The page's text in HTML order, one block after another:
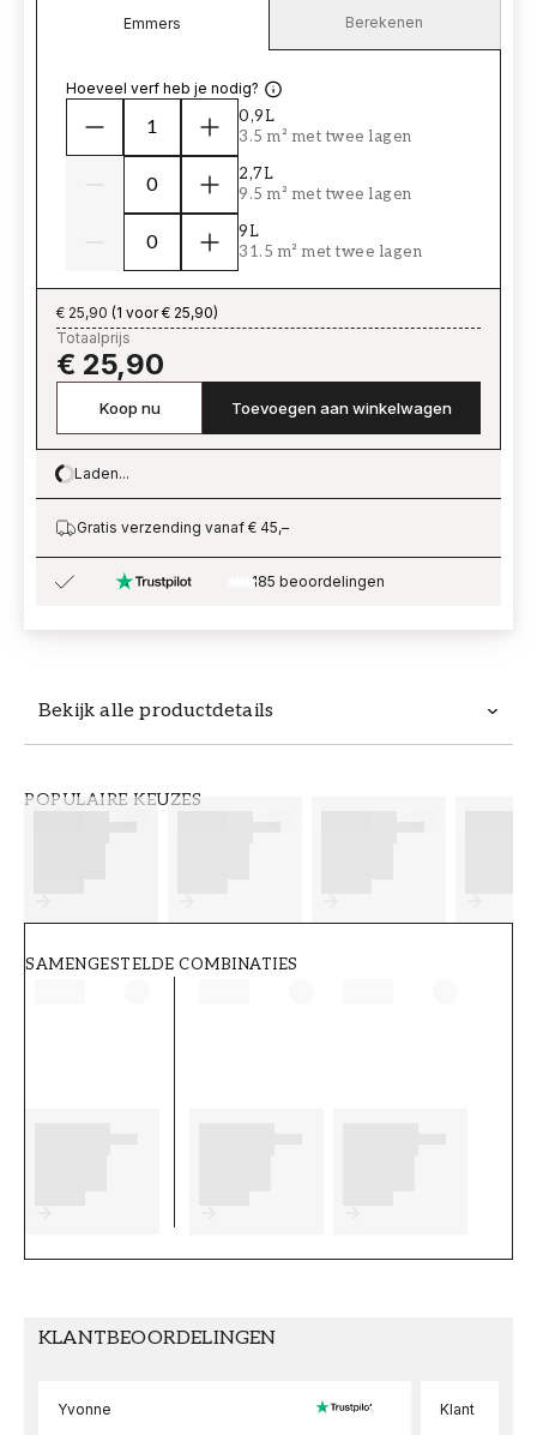
Bekijk alle productdetails
POPULAIRE KEUZES
SAMENGESTELDE COMBINATIES
Emmers Berekenen
Hoeveel verf heb je nodig?
0,9L
3.5 m² met twee lagen
2,7L
9.5 m² met twee lagen
9L
31.5 m² met twee lagen
€ 25,90 (1 voor € 25,90)
Totaalprijs
€ 25,90
Koop nu Toevoegen aan winkelwagen
Loading…
Laden...
Gratis verzending vanaf € 45,–
185 beoordelingen
KLANTBEOORDELINGEN
Yvonne Klant